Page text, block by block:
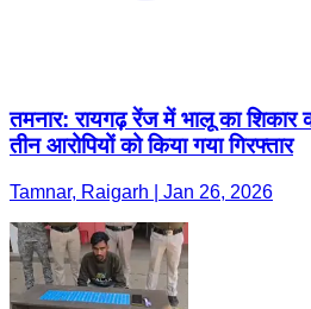
तमनार: रायगढ़ रेंज में भालू का
तीन आरोपियों को किया गया गिरफ्तार
Tamnar, Raigarh | Jan 26, 2026